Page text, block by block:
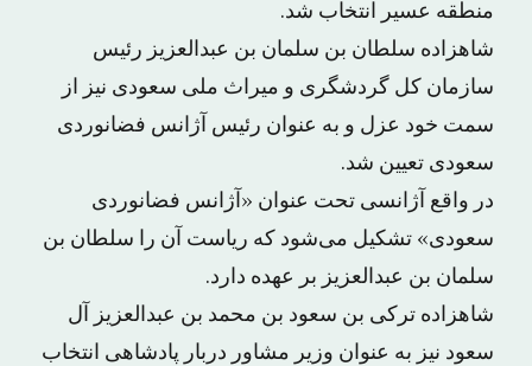
منطقه عسیر انتخاب شد.
شاهزاده سلطان بن سلمان بن عبدالعزیز رئیس
سازمان کل گردشگری و میراث ملی سعودی نیز از
سمت خود عزل و به عنوان رئیس آژانس فضانوردی
سعودی تعیین شد.
در واقع آژانسی تحت عنوان «آژانس فضانوردی
سعودی» تشکیل می‌شود که ریاست آن را سلطان بن
سلمان بن عبدالعزیز بر عهده دارد.
شاهزاده ترکی بن سعود بن محمد بن عبدالعزیز آل
سعود نیز به عنوان وزیر مشاور دربار پادشاهی انتخاب